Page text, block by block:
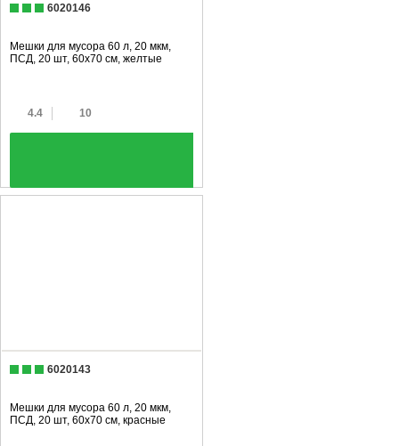
6020146
Мешки для мусора 60 л, 20 мкм,
ПСД, 20 шт, 60х70 см, желтые
4.4 10
6020143
Мешки для мусора 60 л, 20 мкм,
ПСД, 20 шт, 60х70 см, красные